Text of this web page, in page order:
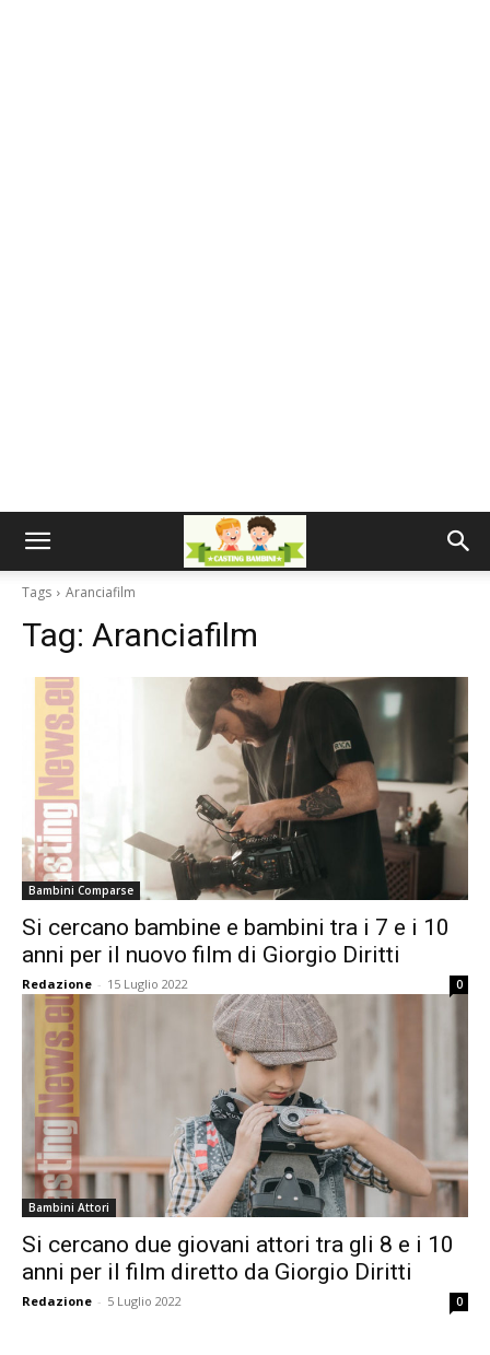
Tags Aranciafilm
Tag: Aranciafilm
Bambini Comparse
Si cercano bambine e bambini tra i 7 e i 10
anni per il nuovo film di Giorgio Diritti
Redazione - 15 Luglio 2022 0
Bambini Attori
Si cercano due giovani attori tra gli 8 e i 10
anni per il film diretto da Giorgio Diritti
Redazione - 5 Luglio 2022 0